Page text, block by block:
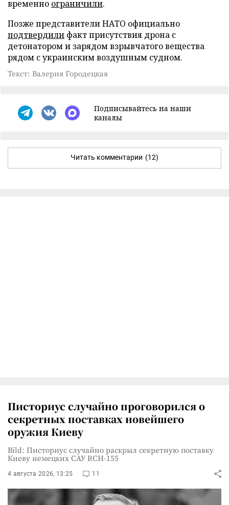
временно ограничили.
Позже представители НАТО официально
подтвердили факт присутствия дрона с
детонатором и зарядом взрывчатого вещества
рядом с украинским воздушным судном.
Текст: Валерия Городецкая
Подписывайтесь на наши
каналы
Читать комментарии (12)
Писториус случайно проговорился о
секретных поставках новейшего
оружия Киеву
Bild: Писториус случайно раскрыл секретную поставку
Киеву немецких САУ RCH-155
4 августа 2026, 13:25 11